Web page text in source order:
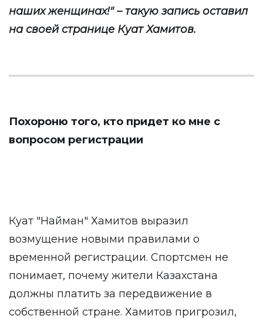
наших женщинах!" – такую запись оставил
на своей странице Куат Хамитов.
Похороню того, кто придет ко мне с
вопросом регистрации
Куат "Найман" Хамитов выразил
возмущение новыми правилами о
временной регистрации. Спортсмен не
понимает, почему жители Казахстана
должны платить за передвижение в
собственной стране. Хамитов пригрозил,